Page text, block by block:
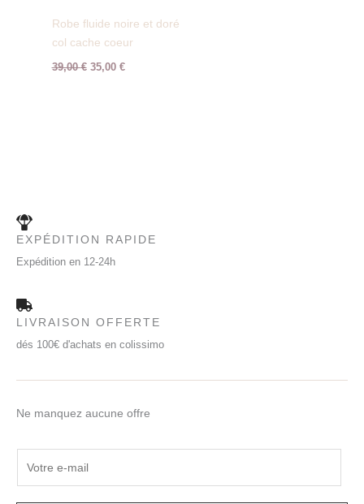
Robe fluide noire et doré
col cache coeur
39,00€ 35,00 €
EXPÉDITION RAPIDE
Expédition en 12-24h
LIVRAISON OFFERTE
dés 100€ d'achats en colissimo
Ne manquez aucune offre